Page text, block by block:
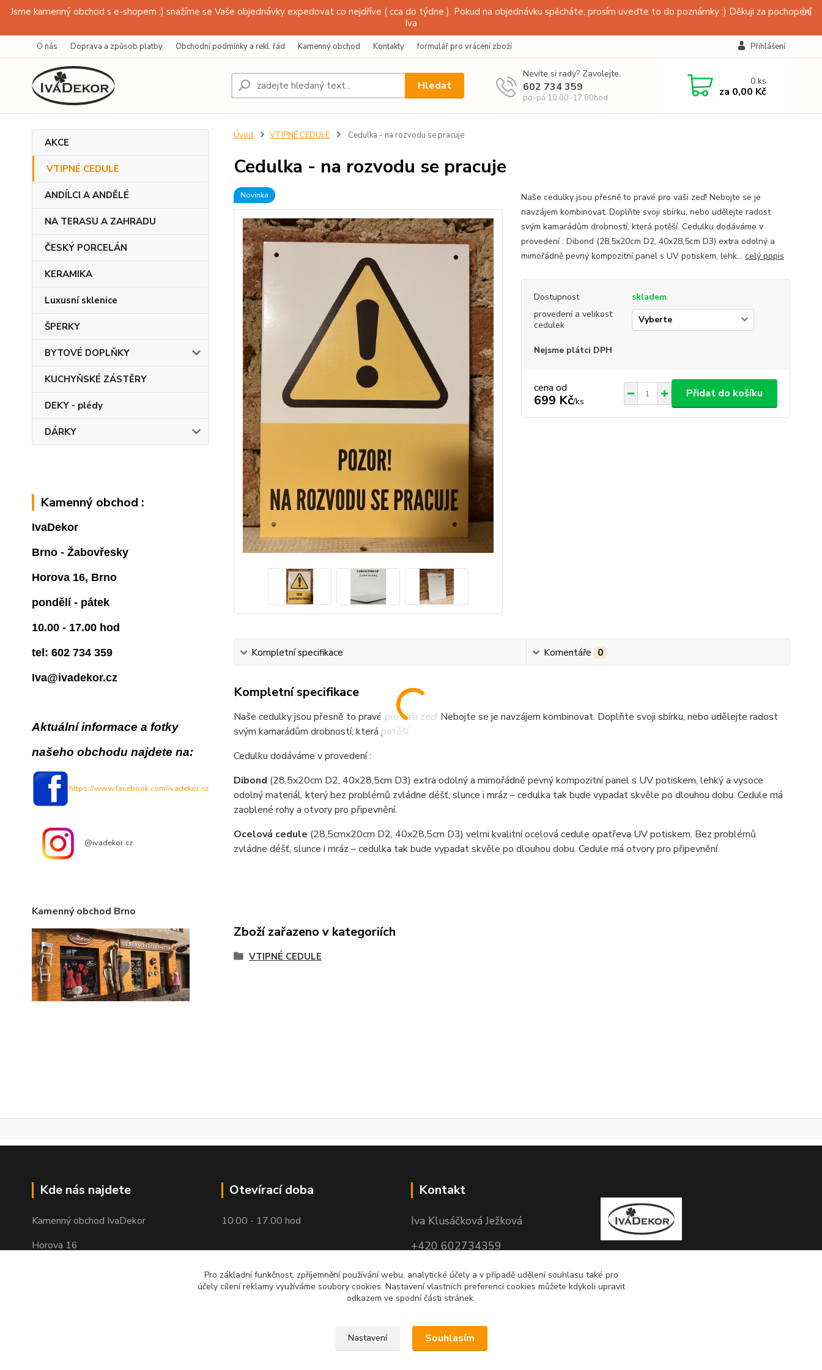
Jsme kamenný obchod s e-shopem :) snažíme se Vaše objednávky expedovat co nejdříve ( cca do týdne ). Pokud na objednávku spěcháte, prosím uveďte to do poznámky :) Děkuji za pochopení
Iva
O nás Doprava a způsob platby Obchodní podmínky a rekl. řád Kamenný obchod Kontakty formulář pro vrácení zboží Přihlášení
Hledat
Nevíte si rady? Zavolejte.
602 734 359
po-pá 10.00-17.00hod
0ks
za 0,00 Kč
AKCE
VTIPNÉ CEDULE
ANDÍLCI A ANDĚLÉ
NA TERASU A ZAHRADU
ČESKÝ PORCELÁN
KERAMIKA
Luxusní sklenice
ŠPERKY
BYTOVÉ DOPLŇKY
KUCHYŇSKÉ ZÁSTĚRY
DEKY - plédy
DÁRKY
Kamenný obchod :
IvaDekor
Brno - Žabovřesky
Horova 16, Brno
pondělí - pátek
10.00 - 17.00 hod
tel: 602 734 359
Iva@ivadekor.cz
Aktuální informace a fotky
našeho obchodu najdete na:
https://www.facebook.com/ivadekor.cz
@ivadekor.cz
Kamenný obchod Brno
Úvod VTIPNÉ CEDULE Cedulka - na rozvodu se pracuje
Cedulka - na rozvodu se pracuje
Novinka
Naše cedulky jsou přesně to pravé pro vaši zeď! Nebojte se je
navzájem kombinovat. Doplňte svoji sbírku, nebo udělejte radost
svým kamarádům drobností, která potěší. Cedulku dodáváme v
provedení : Dibond (28,5x20cm D2, 40x28,5cm D3) extra odolný a
mimořádně pevný kompozitní panel s UV potiskem, lehk... celý popis
Dostupnost
skladem
provedení a velikost
cedulek
Nejsme plátci DPH
cena od
699 Kč/ks
Přidat do košíku
Kompletní specifikace Komentáře 0
Kompletní specifikace
Naše cedulky jsou přesně to pravé pro vaši zeď! Nebojte se je navzájem kombinovat. Doplňte svoji sbírku, nebo udělejte radost
svým kamarádům drobností, která potěší.
Cedulku dodáváme v provedení :
Dibond (28,5x20cm D2, 40x28,5cm D3) extra odolný a mimořádně pevný kompozitní panel s UV potiskem, lehký a vysoce
odolný materiál, který bez problémů zvládne déšť, slunce i mráz – cedulka tak bude vypadat skvěle po dlouhou dobu. Cedule má
zaoblené rohy a otvory pro připevnění.
Ocelová cedule (28,5cmx20cm D2, 40x28,5cm D3) velmi kvalitní ocelová cedule opatřeva UV potiskem. Bez problémů
zvládne déšť, slunce i mráz – cedulka tak bude vypadat skvěle po dlouhou dobu. Cedule má otvory pro připevnění.
Zboží zařazeno v kategoriích
VTIPNÉ CEDULE
Kde nás najdete
Kamenný obchod IvaDekor
Horova 16
Otevírací doba
10.00 - 17.00 hod
Kontakt
Iva Klusáčková Ježková
+420 602734359
(po-pá 10.00-17.00hod)
iva@ivadekor.cz
Pro základní funkčnost, zpříjemnění používání webu, analytické účely a v případě udělení souhlasu také pro
účely cílení reklamy využíváme soubory cookies. Nastavení vlastních preferencí cookies můžete kdykoli upravit
odkazem ve spodní části stránek.
Nastavení Souhlasím